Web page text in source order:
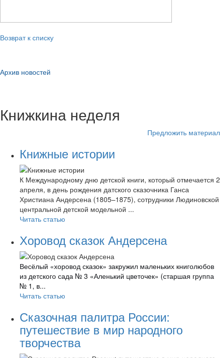
Возврат к списку
Архив новостей
Книжкина неделя
Предложить материал
Книжные истории
К Международному дню детской книги, который отмечается 2
апреля, в день рождения датского сказочника Ганса
Христиана Андерсена (1805–1875), сотрудники Людиновской
центральной детской модельной ...
Читать статью
Хоровод сказок Андерсена
Весёлый «хоровод сказок» закружил маленьких книголюбов
из детского сада № 3 «Аленький цветочек» (старшая группа
№ 1, в...
Читать статью
Сказочная палитра России:
путешествие в мир народного
творчества